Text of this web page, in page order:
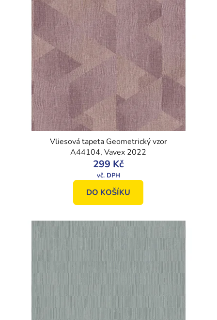
Vliesová tapeta Geometrický vzor
A44104, Vavex 2022
299 Kč
DO KOŠÍKU